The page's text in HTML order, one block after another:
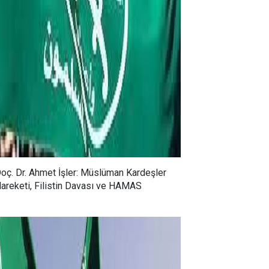
Dr. Ahmet İşler: Müslüman Kardeşler
Filistin Davası ve HAMAS